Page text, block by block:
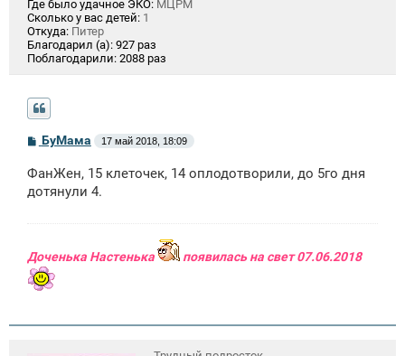
Где было удачное ЭКО: МЦРМ
Сколько у вас детей: 1
Откуда: Питер
Благодарил (а): 927 раз
Поблагодарили: 2088 раз
С
б
щ
БуМама 17 май 2018, 18:09
ФанЖен, 15 клеточек, 14 оплодотворили, до 5го дня
дотянули 4.
Доченька Настенька появилась на свет 07.06.2018